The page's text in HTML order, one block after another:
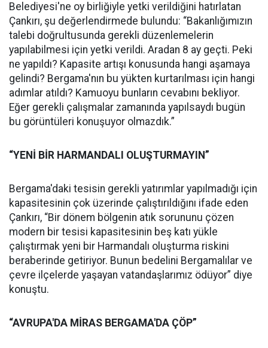
Belediyesi'ne oy birliğiyle yetki verildiğini hatırlatan
Çankırı, şu değerlendirmede bulundu: “Bakanlığımızın
talebi doğrultusunda gerekli düzenlemelerin
yapılabilmesi için yetki verildi. Aradan 8 ay geçti. Peki
ne yapıldı? Kapasite artışı konusunda hangi aşamaya
gelindi? Bergama'nın bu yükten kurtarılması için hangi
adımlar atıldı? Kamuoyu bunların cevabını bekliyor.
Eğer gerekli çalışmalar zamanında yapılsaydı bugün
bu görüntüleri konuşuyor olmazdık.”
“YENİ BİR HARMANDALI OLUŞTURMAYIN”
Bergama'daki tesisin gerekli yatırımlar yapılmadığı için
kapasitesinin çok üzerinde çalıştırıldığını ifade eden
Çankırı, “Bir dönem bölgenin atık sorununu çözen
modern bir tesisi kapasitesinin beş katı yükle
çalıştırmak yeni bir Harmandalı oluşturma riskini
beraberinde getiriyor. Bunun bedelini Bergamalılar ve
çevre ilçelerde yaşayan vatandaşlarımız ödüyor” diye
konuştu.
“AVRUPA'DA MİRAS BERGAMA'DA ÇÖP”